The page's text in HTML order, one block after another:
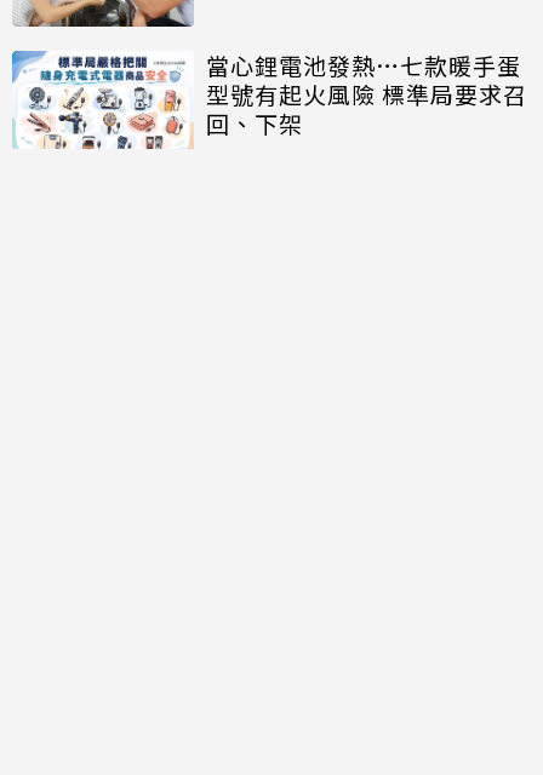
當心鋰電池發熱…七款暖手蛋
型號有起火風險 標準局要求召
回、下架